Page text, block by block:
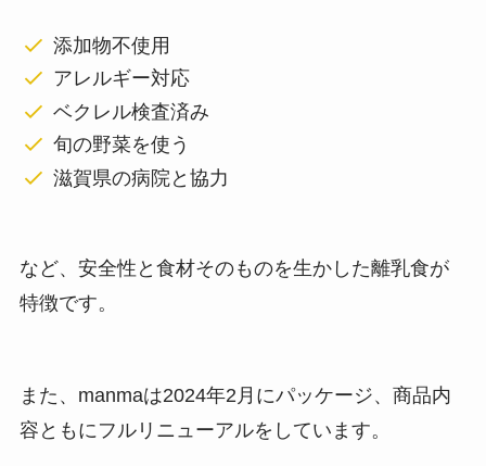
添加物不使用
アレルギー対応
ベクレル検査済み
旬の野菜を使う
滋賀県の病院と協力
など、安全性と食材そのものを生かした離乳食が
特徴です。
また、manmaは2024年2月にパッケージ、商品内
容ともにフルリニューアルをしています。